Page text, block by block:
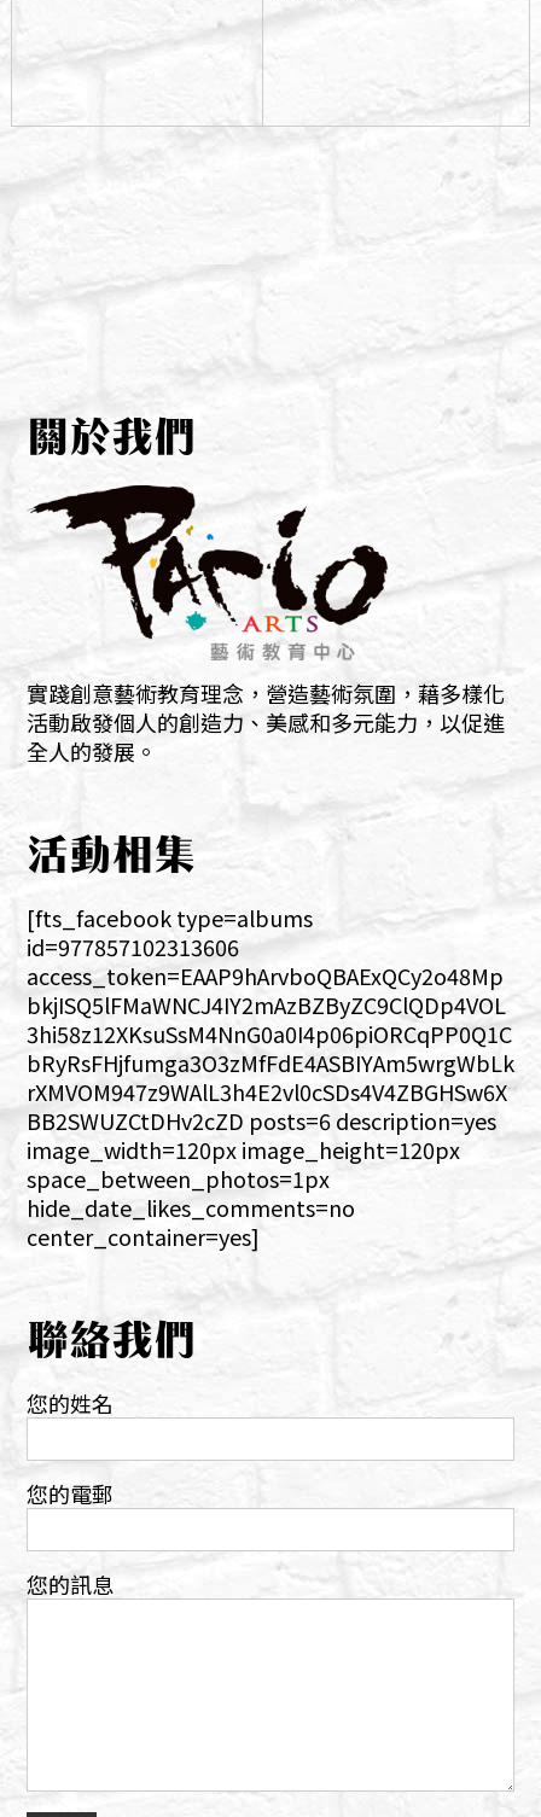
文
關於我們
實踐創意藝術教育理念，營造藝術氛圍，藉多樣化
活動啟發個人的創造力、美感和多元能力，以促進
全人的發展。
活動相集
[fts_facebook type=albums
id=977857102313606
access_token=EAAP9hArvboQBAExQCy2o48Mp
bkjISQ5lFMaWNCJ4IY2mAzBZByZC9ClQDp4VOL
3hi58z12XKsuSsM4NnG0a0I4p06piORCqPP0Q1C
bRyRsFHjfumga3O3zMfFdE4ASBIYAm5wrgWbLk
rXMVOM947z9WAlL3h4E2vl0cSDs4V4ZBGHSw6X
BB2SWUZCtDHv2cZD posts=6 description=yes
image_width=120px image_height=120px
space_between_photos=1px
hide_date_likes_comments=no
center_container=yes]
聯絡我們
您的姓名
您的電郵
您的訊息